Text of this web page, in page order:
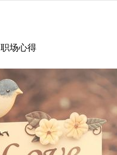
职场心得